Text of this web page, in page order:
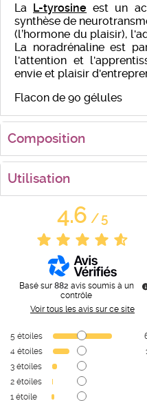
La L-tyrosine est un
synthèse de
(l’hormone du plaisir),
La noradrénaline est
l'attention et
envie et plaisir
Flacon de 90 gélules
Composition
Utilisation
4.6/5
Basé sur 882 avis soumis à un
contrôle
Voir tous les avis sur ce site
5 étoiles
4 étoiles
3 étoiles
2 étoiles
1 étoile